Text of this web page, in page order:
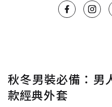
秋冬男裝必備：男
款經典外套